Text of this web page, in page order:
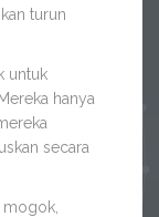
turun
untuk
hanya
secara